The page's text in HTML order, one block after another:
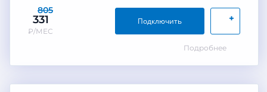
805
331
₽/МЕС
+
Подключить
Подробнее